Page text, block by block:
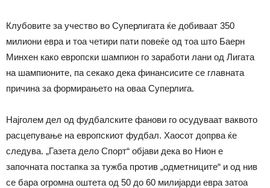
Клубовите за учество во Суперлигата ќе добиваат 350
милиони евра и тоа четири пати повеќе од тоа што Баерн
Минхен како европски шампион го заработи лани од Лигата
на шампионите, па секако дека финансисите се главната
причина за формирањето на оваа Суперлига.
Најголем дел од фудбалските фанови го осудуваат ваквото
расцепување на европскиот фудбал. Хаосот допрва ќе
следува. „Газета дело Спорт“ објави дека во Нион е
започната постапка за тужба против „одметниците“ и од нив
се бара огромна оштета од 50 до 60 милијарди евра затоа